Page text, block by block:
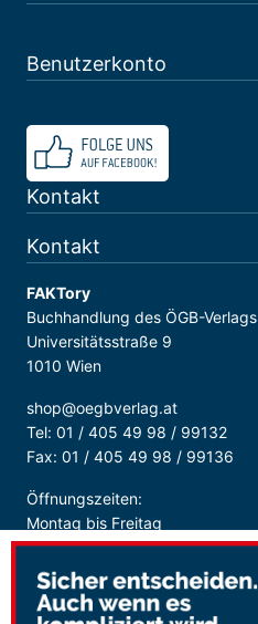
Benutzerkonto
Kontakt
Kontakt
FAKTory
Buchhandlung des ÖGB-Verlags
Universitätsstraße 9
1010 Wien
shop@oegbverlag.at
Tel: 01 / 405 49 98 / 99132
Fax: 01 / 405 49 98 / 99136
Öffnungszeiten:
Montag bis Freitag
9:00 - 18:00 Uhr
durchgehend